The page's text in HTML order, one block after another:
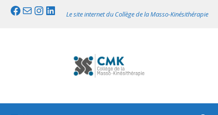
AllerFacebook
MailInstagram
LinkedIn
Le site internet du Collège de la Masso-Kinésithérapie